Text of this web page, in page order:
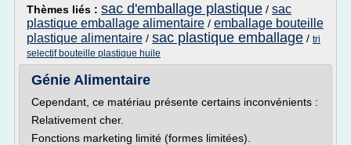
Thèmes liés : sac d'emballage plastique / sac
plastique emballage alimentaire / emballage bouteille
plastique alimentaire / sac plastique emballage / tri
selectif bouteille plastique huile
Génie Alimentaire
Cependant, ce matériau présente certains inconvénients :
Relativement cher.
Fonctions marketing limité (formes limitées).